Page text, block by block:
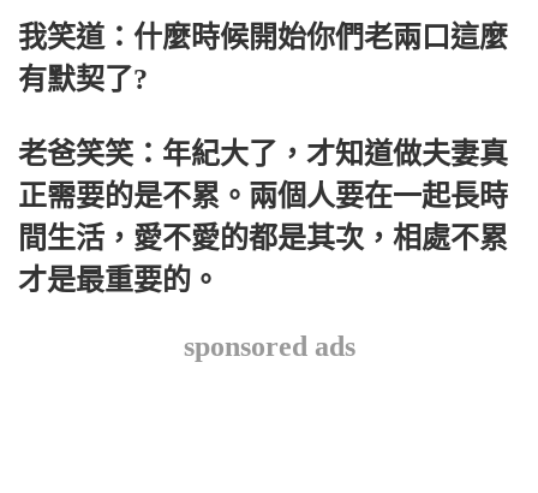
我笑道：什麼時候開始你們老兩口這麼
有默契了?
老爸笑笑：年紀大了，才知道做夫妻真
正需要的是不累。兩個人要在一起長時
間生活，愛不愛的都是其次，相處不累
才是最重要的。
sponsored ads